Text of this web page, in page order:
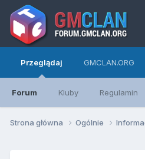
Przeglądaj
Forum Kluby Regulamin
GMCLAN.ORG
Strona główna Ogólnie